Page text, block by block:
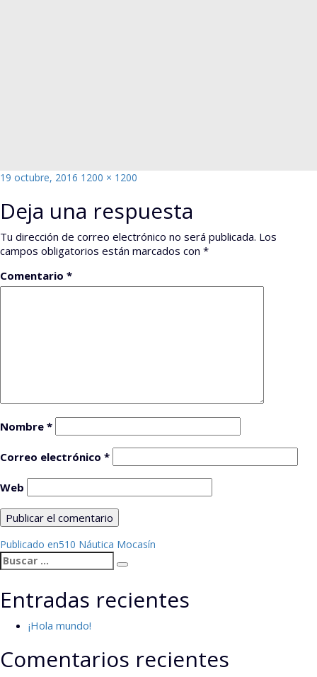
Publicado
19 octubre, 2016 Tamaño
1200 × 1200
Deja una respuesta
Tu dirección de correo electrónico no será publicada. Los
campos obligatorios están marcados con *
Comentario *
Nombre *
Correo electrónico *
Web
Navegación
de
entradas
Publicado en510 Náutica Mocasín
Buscar
por:
Buscar
Entradas recientes
¡Hola mundo!
Comentarios recientes